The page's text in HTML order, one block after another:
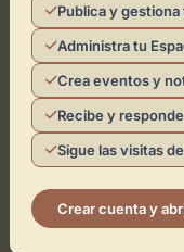
Publica y gestiona
Administra tu
Crea eventos y
Recibe y
Sigue las visitas
Crear cuenta y